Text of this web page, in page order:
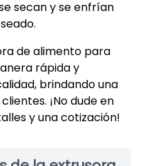
secan y se enfrían
de alimento para
rápida y
brindando una
¡No dude en
y una cotización!